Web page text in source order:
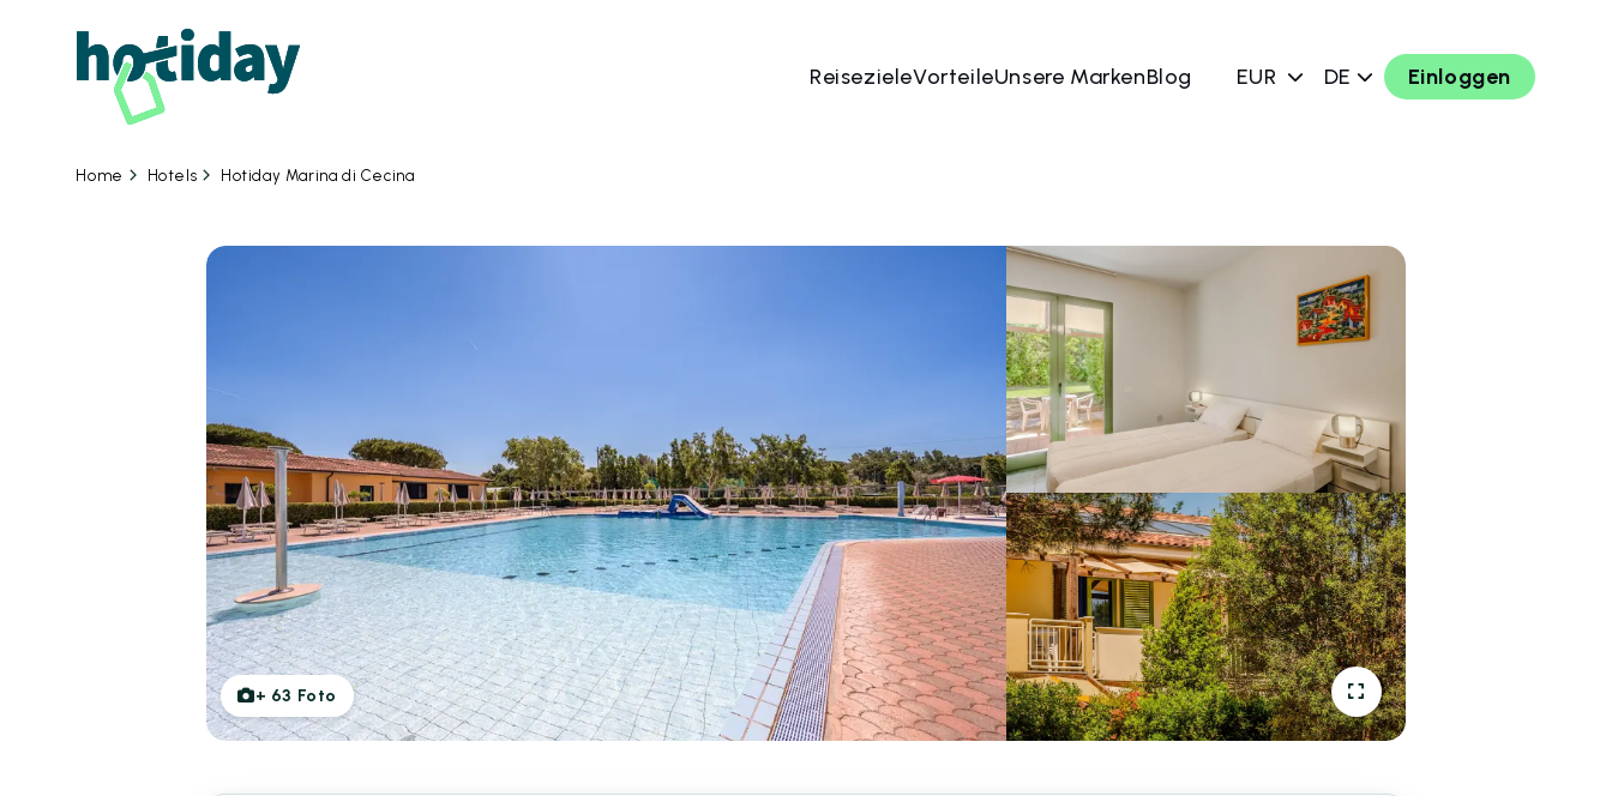
ReisezieleVorteileUnsere MarkenBlog EUR DE Einloggen
Home Hotels Hotiday Marina di Cecina
+ 63 Foto